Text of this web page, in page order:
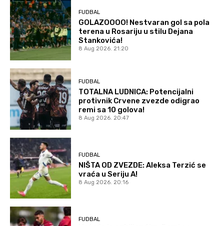
FUDBAL
GOLAZOOOO! Nestvaran gol sa pola
terena u Rosariju u stilu Dejana
Stankovića!
8 Aug 2026. 21:20
FUDBAL
TOTALNA LUDNICA: Potencijalni
protivnik Crvene zvezde odigrao
remi sa 10 golova!
8 Aug 2026. 20:47
FUDBAL
NIŠTA OD ZVEZDE: Aleksa Terzić se
vraća u Seriju A!
8 Aug 2026. 20:16
FUDBAL